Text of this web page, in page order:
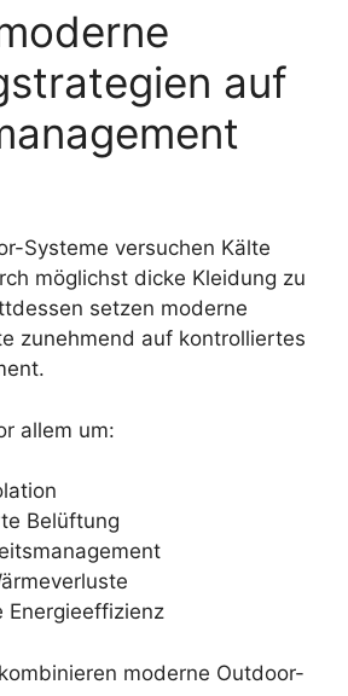
auf
Systeme versuchen Kälte
möglichst dicke Kleidung zu
setzen moderne
zunehmend auf kontrolliertes
allem um:
Belüftung
Energieeffizienz
moderne Outdoor-